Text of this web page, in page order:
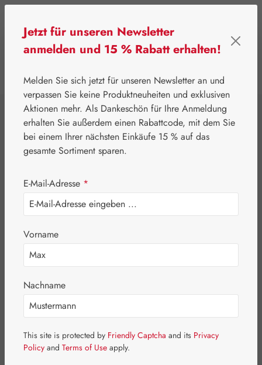
⌂ Handelswaren Nährstoffe
Burgerstein
Vitamin B12 Boost
Tabletten
Bildergalerie überspringen
Jetzt für unseren Newsletter
anmelden und 15 % Rabatt erhalten!
Melden Sie sich jetzt für unseren Newsletter an und
verpassen Sie keine Produktneuheiten und exklusiven
Aktionen mehr. Als Dankeschön für Ihre Anmeldung
erhalten Sie außerdem einen Rabattcode, mit dem Sie
bei einem Ihrer nächsten Einkäufe 15 % auf das
gesamte Sortiment sparen.
E-Mail-Adresse *
Vorname
Nachname
This site is protected by Friendly Captcha and its Privacy
Policy and Terms of Use apply.